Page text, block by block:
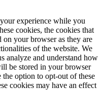
experience while you
cookies, the cookies that
on your browser as they are
of the website. We
analyze and understand how
be stored in your browser
option to opt-out of these
cookies may have an effect